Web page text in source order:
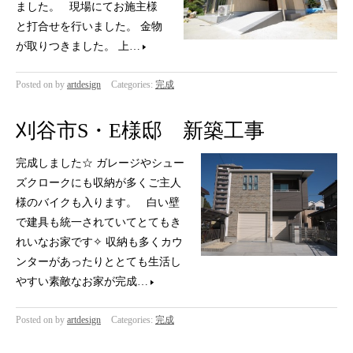
ました。 現場にてお施主様
と打合せを行いました。 金物
が取りつきました。 上…
Posted on by artdesign Categories: 完成
刈谷市S・E様邸 新築工事
完成しました☆ ガレージやシュー
ズクロークにも収納が多くご主人
様のバイクも入ります。 白い壁
で建具も統一されていてとてもき
れいなお家です✧ 収納も多くカウ
ンターがあったりととても生活し
やすい素敵なお家が完成…
Posted on by artdesign Categories: 完成